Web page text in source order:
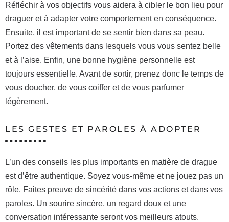
Réfléchir à vos objectifs vous aidera à cibler le bon lieu pour
draguer et à adapter votre comportement en conséquence.
Ensuite, il est important de se sentir bien dans sa peau.
Portez des vêtements dans lesquels vous vous sentez belle
et à l’aise. Enfin, une bonne hygiène personnelle est
toujours essentielle. Avant de sortir, prenez donc le temps de
vous doucher, de vous coiffer et de vous parfumer
légèrement.
LES GESTES ET PAROLES À ADOPTER
L’un des conseils les plus importants en matière de drague
est d’être authentique. Soyez vous-même et ne jouez pas un
rôle. Faites preuve de sincérité dans vos actions et dans vos
paroles. Un sourire sincère, un regard doux et une
conversation intéressante seront vos meilleurs atouts.